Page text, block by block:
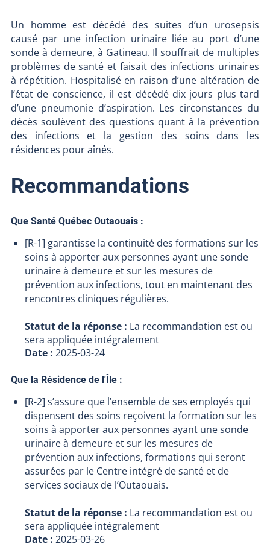
Un homme est décédé des suites d’un urosepsis
causé par une infection urinaire liée au port d’une
sonde à demeure, à Gatineau. Il souffrait de multiples
problèmes de santé et faisait des infections urinaires
à répétition. Hospitalisé en raison d’une altération de
l’état de conscience, il est décédé dix jours plus tard
d’une pneumonie d’aspiration. Les circonstances du
décès soulèvent des questions quant à la prévention
des infections et la gestion des soins dans les
résidences pour aînés.
Recommandations
Que Santé Québec Outaouais :
[R-1] garantisse la continuité des formations sur les
soins à apporter aux personnes ayant une sonde
urinaire à demeure et sur les mesures de
prévention aux infections, tout en maintenant des
rencontres cliniques régulières.
Statut de la réponse : La recommandation est ou
sera appliquée intégralement
Date :2025-03-24
Que la Résidence de l'Île :
[R-2] s’assure que l’ensemble de ses employés qui
dispensent des soins reçoivent la formation sur les
soins à apporter aux personnes ayant une sonde
urinaire à demeure et sur les mesures de
prévention aux infections, formations qui seront
assurées par le Centre intégré de santé et de
services sociaux de l’Outaouais.
Statut de la réponse : La recommandation est ou
sera appliquée intégralement
Date :2025-03-26